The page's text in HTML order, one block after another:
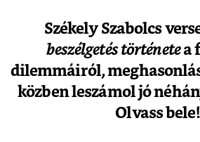
Székely Szabolcs
beszélgetés történetea
dilemmáiról,
közben leszámol jó
Olvass bele!